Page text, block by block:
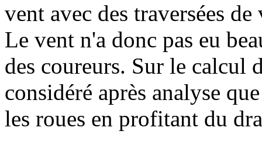
vent avec des traversées
Le vent n'a donc pas eu
des coureurs. Sur le calcul
considéré après analyse
les roues en profitant du